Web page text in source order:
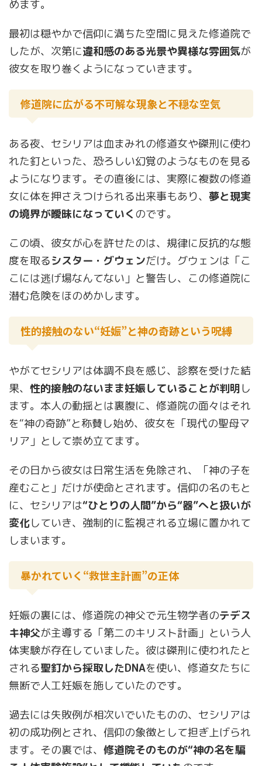
めます。
最初は穏やかで信仰に満ちた空間に見えた修道院で
したが、次第に違和感のある光景や異様な雰囲気が
彼女を取り巻くようになっていきます。
修道院に広がる不可解な現象と不穏な空気
ある夜、セシリアは血まみれの修道女や磔刑に使わ
れた釘といった、恐ろしい幻覚のようなものを見る
ようになります。その直後には、実際に複数の修道
女に体を押さえつけられる出来事もあり、 夢と現実
の境界が曖昧になっていく のです。
この頃、彼女が心を許せたのは、規律に反抗的な態
度を取るシスター・グウェンだけ。グウェンは「こ
こには逃げ場なんてない」と警告し、この修道院に
潜む危険をほのめかします。
性的接触のない“妊娠”と神の奇跡という呪縛
やがてセシリアは体調不良を感じ、診察を受けた結
果、 性的接触のないまま妊娠していることが判明し
ます。本人の動揺とは裏腹に、修道院の面々はそれ
を“神の奇跡”と称賛し始め、彼女を「現代の聖母マ
リア」として崇め立てます。
その日から彼女は日常生活を免除され、「神の子を
産むこと」だけが使命とされます。信仰の名のもと
に、セシリアは“ひとりの人間”から“器”へと扱いが
変化していき、強制的に監視される立場に置かれて
しまいます。
暴かれていく“救世主計画”の正体
妊娠の裏には、修道院の神父で元生物学者のテデス
キ神父が主導する「第二のキリスト計画」という人
体実験が存在していました。彼は磔刑に使われたと
される聖釘から採取したDNAを使い、修道女たちに
無断で人工妊娠を施していたのです。
過去には失敗例が相次いでいたものの、セシリアは
初の成功例とされ、信仰の象徴として担ぎ上げられ
ます。その裏では、 修道院そのものが“神の名を騙